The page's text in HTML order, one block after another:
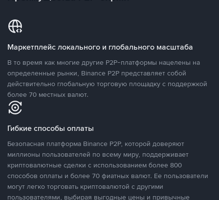
Маркетплейс локального и глобального масштаба
В то время как многие другие P2P-платформы нацелены на
определенные рынки, Binance P2P представляет собой
действительно глобальную торговую площадку с поддержкой
более 70 местных валют.
Гибкие способы оплаты
Безопасная платформа Binance P2P, которой доверяют
миллионы пользователей по всему миру, поддерживает
криптовалютные сделки с использованием более 800
способов оплаты и более 70 фиатных валют. Ее пользователи
могут легко торговать криптовалютой с другими
пользователями, выбирая выгодные цены и привычные